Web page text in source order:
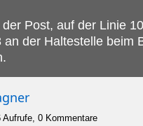
Post, auf der Linie
an der Haltestelle beim
Aufrufe, 0 Kommentare